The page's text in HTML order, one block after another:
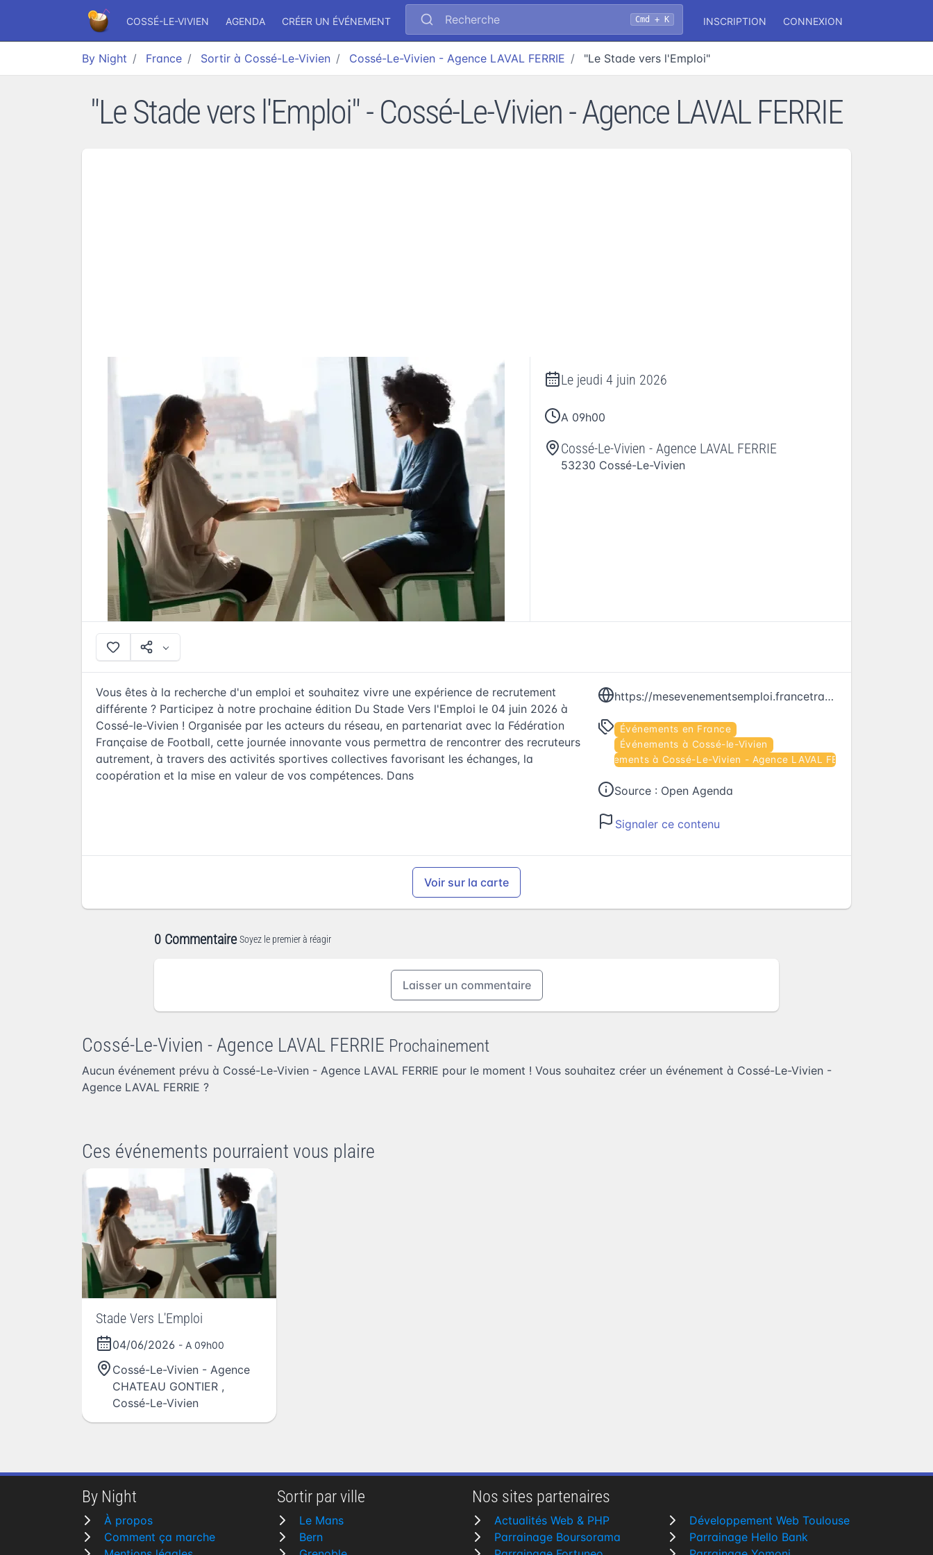
COSSÉ-LE-VIVIEN AGENDA CRÉER UN ÉVÉNEMENT Recherche Cmd + K INSCRIPTION CONNEXION
By Night France Sortir à Cossé-Le-Vivien Cossé-Le-Vivien - Agence LAVAL FERRIE "Le Stade vers l'Emploi"
"Le Stade vers l'Emploi" - Cossé-Le-Vivien - Agence LAVAL FERRIE
Le jeudi 4 juin 2026
A 09h00
Cossé-Le-Vivien - Agence LAVAL FERRIE
53230 Cossé-Le-Vivien
Vous êtes à la recherche d'un emploi et souhaitez vivre une expérience de recrutement
différente ? Participez à notre prochaine édition Du Stade Vers l'Emploi le 04 juin 2026 à
Cossé-le-Vivien ! Organisée par les acteurs du réseau, en partenariat avec la Fédération
Française de Football, cette journée innovante vous permettra de rencontrer des recruteurs
autrement, à travers des activités sportives collectives favorisant les échanges, la
coopération et la mise en valeur de vos compétences. Dans
https://mesevenementsemploi.francetravail.fr/mes-evenements-emploi/evenement/675865
Événements en France
Événements à Cossé-le-Vivien
Événements à Cossé-Le-Vivien - Agence LAVAL FERRIE
Source : Open Agenda
Signaler ce contenu
Voir sur la carte
0 Commentaire Soyez le premier à réagir
Laisser un commentaire
Cossé-Le-Vivien - Agence LAVAL FERRIE Prochainement
Aucun événement prévu à Cossé-Le-Vivien - Agence LAVAL FERRIE pour le moment ! Vous souhaitez créer un événement à Cossé-Le-Vivien -
Agence LAVAL FERRIE ?
Ces événements pourraient vous plaire
Stade Vers L'Emploi
04/06/2026 - A 09h00
Cossé-Le-Vivien - Agence
CHATEAU GONTIER ,
Cossé-Le-Vivien
By Night
À propos
Comment ça marche
Sortir par ville
Le Mans
Bern
Nos sites partenaires
Actualités Web & PHP
Parrainage Boursorama
Développement Web Toulouse
Parrainage Hello Bank